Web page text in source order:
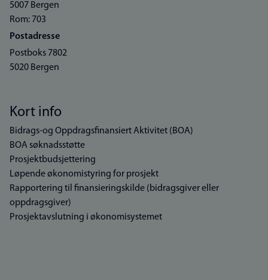
5007 Bergen
Rom: 703
Postadresse
Postboks 7802
5020 Bergen
Kort info
Bidrags-og Oppdragsfinansiert Aktivitet (BOA)
BOA søknadsstøtte
Prosjektbudsjettering
Løpende økonomistyring for prosjekt
Rapportering til finansieringskilde (bidragsgiver eller
oppdragsgiver)
Prosjektavslutning i økonomisystemet